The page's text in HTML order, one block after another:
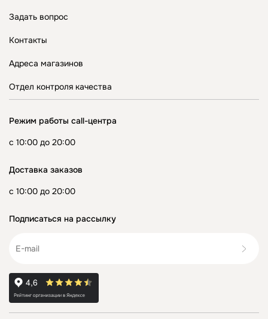
Задать вопрос
Контакты
Адреса магазинов
Отдел контроля качества
Режим работы call-центра
с 10:00 до 20:00
Доставка заказов
с 10:00 до 20:00
Подписаться на рассылку